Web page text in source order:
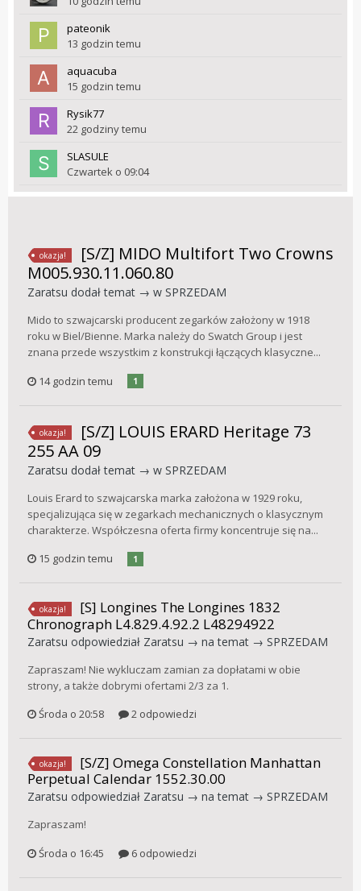
pateonik
13 godzin temu
aquacuba
15 godzin temu
Rysik77
22 godziny temu
SLASULE
Czwartek o 09:04
okazja!
[S/Z] MIDO Multifort Two Crowns
M005.930.11.060.80
Zaratsu dodał temat → w SPRZEDAM
Mido to szwajcarski producent zegarków założony w 1918
roku w Biel/Bienne. Marka należy do Swatch Group i jest
znana przede wszystkim z konstrukcji łączących klasyczne...
14 godzin temu
1
okazja!
[S/Z] LOUIS ERARD Heritage 73
255 AA 09
Zaratsu dodał temat → w SPRZEDAM
Louis Erard to szwajcarska marka założona w 1929 roku,
specjalizująca się w zegarkach mechanicznych o klasycznym
charakterze. Współczesna oferta firmy koncentruje się na...
15 godzin temu
1
okazja!
[S] Longines The Longines 1832
Chronograph L4.829.4.92.2 L48294922
Zaratsu odpowiedział Zaratsu → na temat → SPRZEDAM
Zapraszam! Nie wykluczam zamian za dopłatami w obie
strony, a także dobrymi ofertami 2/3 za 1.
Środa o 20:58
2 odpowiedzi
okazja!
[S/Z] Omega Constellation Manhattan
Perpetual Calendar 1552.30.00
Zaratsu odpowiedział Zaratsu → na temat → SPRZEDAM
Zapraszam!
Środa o 16:45
6 odpowiedzi